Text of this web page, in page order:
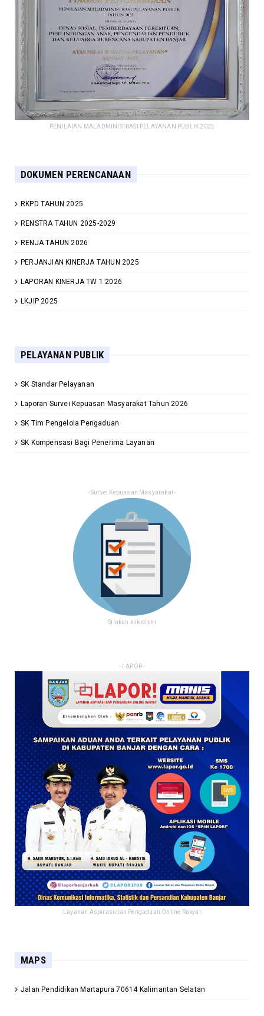
PENILAIAN MALADMINISTRASI PELAYANAN PUBLIK 2025
DOKUMEN PERENCANAAN
RKPD TAHUN 2025
RENSTRA TAHUN 2025-2029
RENJA TAHUN 2026
PERJANJIAN KINERJA TAHUN 2025
LAPORAN KINERJA TW 1 2026
LKJIP 2025
PELAYANAN PUBLIK
SK Standar Pelayanan
Laporan Survei Kepuasan Masyarakat Tahun 2026
SK Tim Pengelola Pengaduan
SK Kompensasi Bagi Penerima Layanan
- Survei Kepuasan Masyarakat -
Silakan klik disni
- LAPOR -
Layanan Aspirasi dan Pengaduan Online Rakyat
MAPS
Jalan Pendidikan Martapura 70614 Kalimantan Selatan